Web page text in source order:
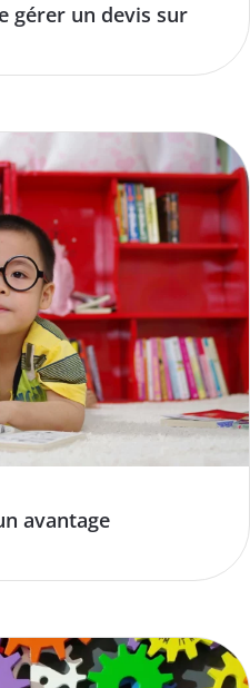
gérer un devis sur
avantage